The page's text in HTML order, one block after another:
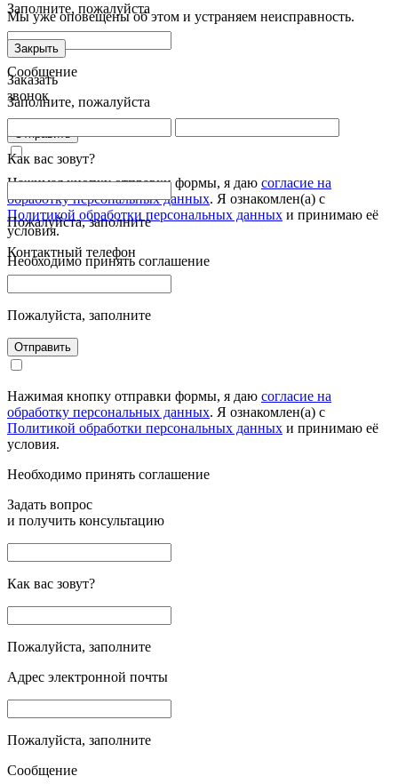
Заполните, пожалуйста
Сообщение
Заполните, пожалуйста
Отправить
Нажимая кнопку отправки формы, я даю согласие на
обработку персональных данных. Я ознакомлен(а) с
Политикой обработки персональных данных и принимаю её
условия.
Необходимо принять соглашение
Мы уже оповещены об этом и устраняем неисправность.
Закрыть
Заказать
звонок
Как вас зовут?
Пожалуйста, заполните
Контактный телефон
Пожалуйста, заполните
Отправить
Нажимая кнопку отправки формы, я даю согласие на
обработку персональных данных. Я ознакомлен(а) с
Политикой обработки персональных данных и принимаю её
условия.
Необходимо принять соглашение
Задать вопрос
и получить консультацию
Как вас зовут?
Пожалуйста, заполните
Адрес электронной почты
Пожалуйста, заполните
Сообщение